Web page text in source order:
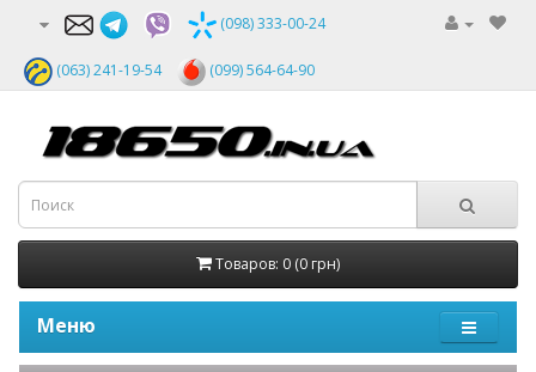
(098) 333-00-24
(063) 241-19-54 (099) 564-64-90
Товаров: 0 (0 грн)
Меню